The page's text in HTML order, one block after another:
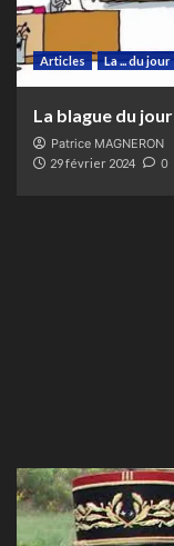
Articles La ... du jour
La blague du jour
Patrice MAGNERON
29 février 2024 0